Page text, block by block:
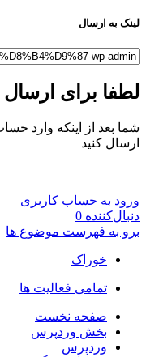
لینک به ارسال
لطفا برای ارسال
شما بعد از اینکه وارد
ارسال کنید
ورود به حساب کاربری
دنبال‌کننده 0
برو به فهرست موضوع ها
خوراک
تمامی فعالیت ها
صفحه نخست
بخش وردپرس
وردپرس